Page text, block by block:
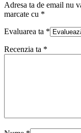
Adresa ta de email nu
marcate cu *
Evaluarea ta *
Recenzia ta *